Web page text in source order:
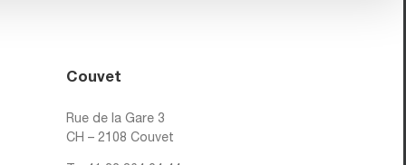
Couvet
Rue de la Gare 3
CH – 2108 Couvet